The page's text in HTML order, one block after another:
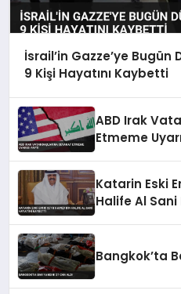
İsrail’in Gazze’ye Bugün
9 Kişi Hayatını Kaybetti
ABD Irak
Etmeme
Katarin Eski
Halife Al
Bangkok’ta